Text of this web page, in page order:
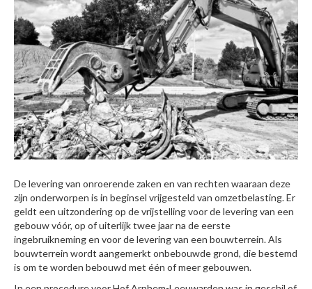
De levering van onroerende zaken en van rechten waaraan deze
zijn onderworpen is in beginsel vrijgesteld van omzetbelasting. Er
geldt een uitzondering op de vrijstelling voor de levering van een
gebouw vóór, op of uiterlijk twee jaar na de eerste
ingebruikneming en voor de levering van een bouwterrein. Als
bouwterrein wordt aangemerkt onbebouwde grond, die bestemd
is om te worden bebouwd met één of meer gebouwen.